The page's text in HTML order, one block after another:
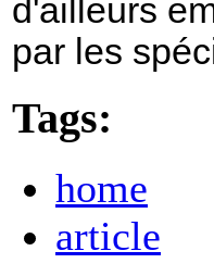
d'ailleurs
par les
Tags:
home
article